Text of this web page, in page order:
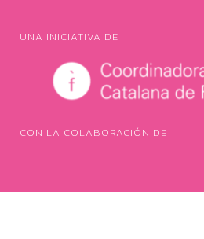
UNA INICIATIVA DE
CON LA COLABORACIÓN DE